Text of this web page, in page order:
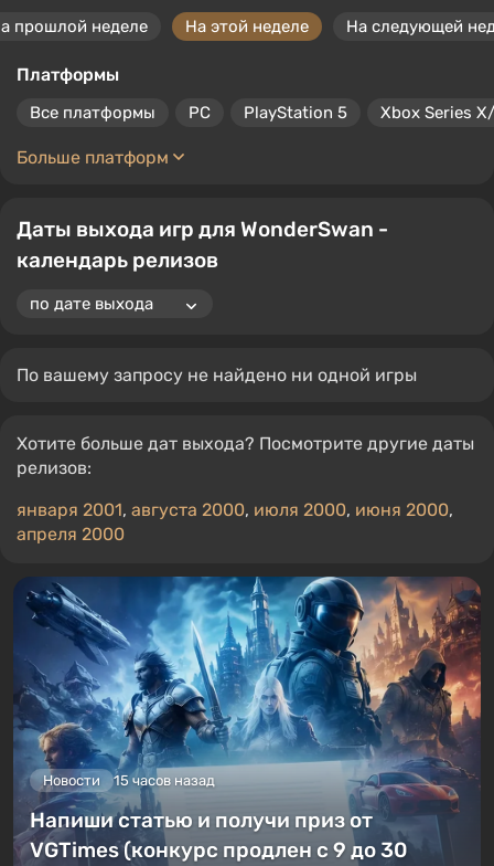
прошлой неделе На этой неделе На следующей
Платформы
Все платформы PC PlayStation 5 Xbox Series
Больше платформ
Даты выхода игр для WonderSwan -
календарь релизов
По вашему запросу не найдено ни одной игры
Хотите больше дат выхода? Посмотрите другие даты
релизов:
января 2001, августа 2000, июля 2000, июня 2000,
апреля 2000
Новости 15 часов назад
Напиши статью и получи приз от
VGTimes (конкурс продлен с 9 до 30